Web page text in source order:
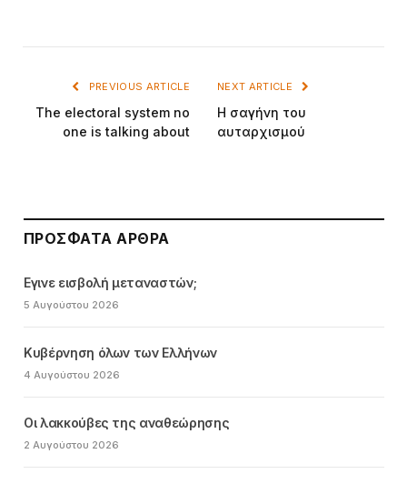
PREVIOUS ARTICLE
The electoral system no
one is talking about
NEXT ARTICLE
Η σαγήνη του
αυταρχισμού
ΠΡΌΣΦΑΤΑ ΆΡΘΡΑ
Εγινε εισβολή μεταναστών;
5 Αυγούστου 2026
Κυβέρνηση όλων των Ελλήνων
4 Αυγούστου 2026
Οι λακκούβες της αναθεώρησης
2 Αυγούστου 2026